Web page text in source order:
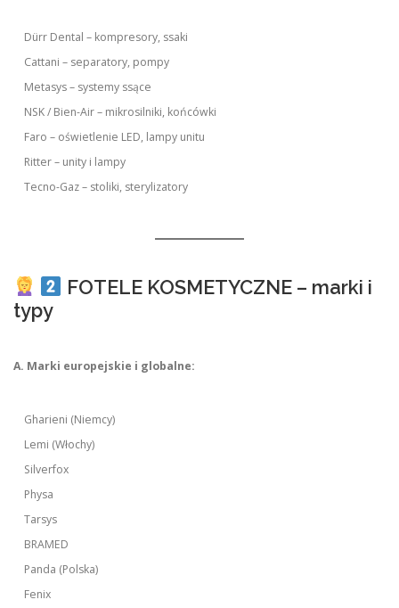
Dürr Dental – kompresory, ssaki
Cattani – separatory, pompy
Metasys – systemy ssące
NSK / Bien-Air – mikrosilniki, końcówki
Faro – oświetlenie LED, lampy unitu
Ritter – unity i lampy
Tecno-Gaz – stoliki, sterylizatory
FOTELE KOSMETYCZNE – marki i
typy
A. Marki europejskie i globalne:
Gharieni (Niemcy)
Lemi (Włochy)
Silverfox
Physa
Tarsys
BRAMED
Panda (Polska)
Fenix